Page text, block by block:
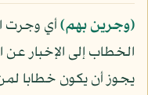
﴿وجرين بهم﴾أي وجرت
الخطاب إلى الإخبار عن
يجوز أن يكون خطابا